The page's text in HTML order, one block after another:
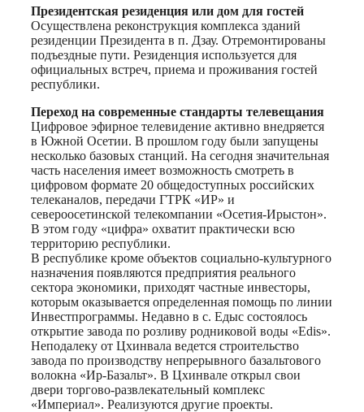
Президентская резиденция или дом для гостей
Осуществлена реконструкция комплекса зданий
резиденции Президента в п. Дзау. Отремонтированы
подъездные пути. Резиденция используется для
официальных встреч, приема и проживания гостей
республики.
Переход на современные стандарты телевещания
Цифровое эфирное телевидение активно внедряется
в Южной Осетии. В прошлом году были запущены
несколько базовых станций. На сегодня значительная
часть населения имеет возможность смотреть в
цифровом формате 20 общедоступных российских
телеканалов, передачи ГТРК «ИР» и
североосетинской телекомпании «Осетия-Ирыстон».
В этом году «цифра» охватит практически всю
территорию республики.
В республике кроме объектов социально-культурного
назначения появляются предприятия реального
сектора экономики, приходят частные инвесторы,
которым оказывается определенная помощь по линии
Инвестпрограммы. Недавно в с. Едыс состоялось
открытие завода по розливу родниковой воды «Edis».
Неподалеку от Цхинвала ведется строительство
завода по производству непрерывного базальтового
волокна «Ир-Базальт». В Цхинвале открыл свои
двери торгово-развлекательный комплекс
«Империал». Реализуются другие проекты.